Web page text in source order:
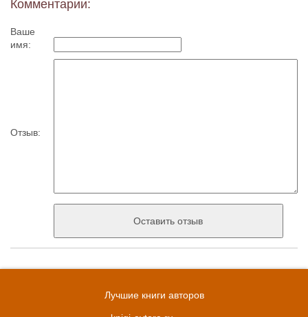
Комментарии:
Ваше
имя:
Отзыв:
Лучшие книги авторов